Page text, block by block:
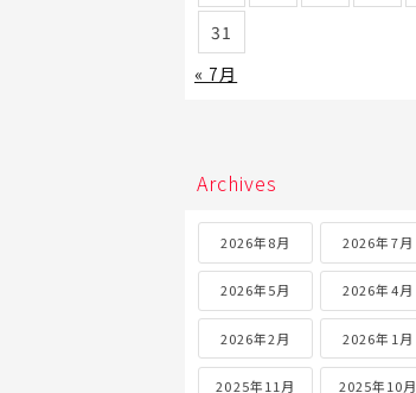
31
« 7月
Archives
2026年8月 2026年7月
2026年5月 2026年4月
2026年2月 2026年1月
2025年11月 2025年10月